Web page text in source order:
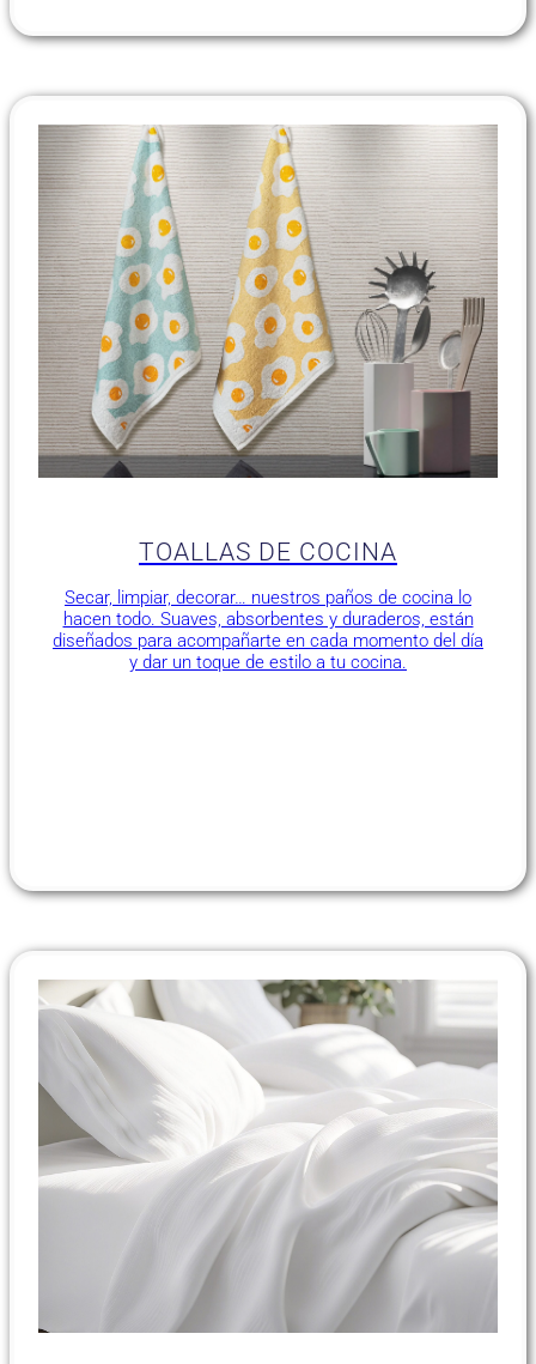
TOALLAS DE COCINA
Secar, limpiar, decorar… nuestros paños de cocina lo
hacen todo. Suaves, absorbentes y duraderos, están
diseñados para acompañarte en cada momento del día
y dar un toque de estilo a tu cocina.